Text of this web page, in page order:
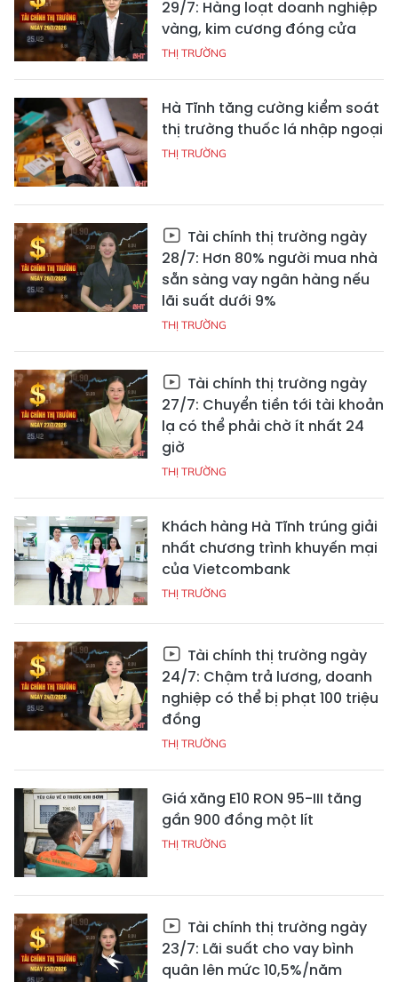
29/7: Hàng loạt doanh nghiệp
vàng, kim cương đóng cửa
THỊ TRƯỜNG
Hà Tĩnh tăng cường kiểm soát
thị trường thuốc lá nhập ngoại
THỊ TRƯỜNG
Tài chính thị trường ngày
28/7: Hơn 80% người mua nhà
sẵn sàng vay ngân hàng nếu
lãi suất dưới 9%
THỊ TRƯỜNG
Tài chính thị trường ngày
27/7: Chuyển tiền tới tài khoản
lạ có thể phải chờ ít nhất 24
giờ
THỊ TRƯỜNG
Khách hàng Hà Tĩnh trúng giải
nhất chương trình khuyến mại
của Vietcombank
THỊ TRƯỜNG
Tài chính thị trường ngày
24/7: Chậm trả lương, doanh
nghiệp có thể bị phạt 100 triệu
đồng
THỊ TRƯỜNG
Giá xăng E10 RON 95-III tăng
gần 900 đồng một lít
THỊ TRƯỜNG
Tài chính thị trường ngày
23/7: Lãi suất cho vay bình
quân lên mức 10,5%/năm